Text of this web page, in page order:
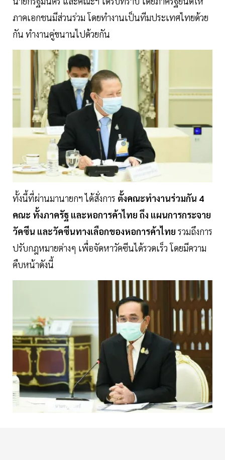
ภาคเอกชนมีส่วนร่วม โดยทำงานเป็นทีมประเทศไทยด้วย
กัน ทำงานคู่ขนานไปด้วยกัน
ทั้งนี้ที่ผ่านมานายกฯ ได้สั่งการ ตั้งคณะทำงานร่วมกัน 4
คณะ ทั้งภาครัฐ และหอการค้าไทย ถึง แผนการกระจาย
วัคซีน และวัคซีนทางเลือกของหอการค้าไทย รวมถึงการ
ปรับกฎหมายต่างๆ เพื่อจัดหาวัคซีนได้รวดเร็ว โดยมีความ
คืบหน้าดังนี้